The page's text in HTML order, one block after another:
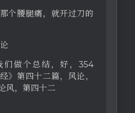
个腰腿痛，就开过刀的
们做个总结，好，354
》第四十二篇，风论，
风，第四十二